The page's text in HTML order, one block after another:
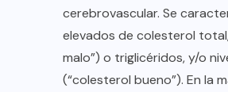
cerebrovascular. Se
elevados de colesterol
malo”) o triglicéridos, y/o
(“colesterol bueno”). En la